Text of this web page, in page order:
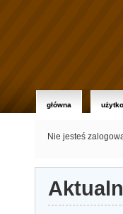
główna
Nie jesteś